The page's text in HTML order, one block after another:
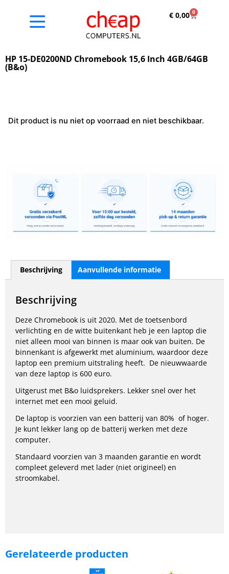
€0,00 0
HP 15-DE0200ND Chromebook 15,6 Inch 4GB/64GB
(B&o)
Dit product is nu niet op voorraad en niet beschikbaar.
Beschrijving Aanvullende informatie
Beschrijving
Deze Chromebook is uit 2020. Met de toetsenbord
verlichting en de witte buitenkant heb je een laptop die
niet alleen mooi van binnen is maar ook van buiten. De
binnenkant is afgewerkt met aluminium, waardoor deze
laptop een premium uitstraling heeft. De nieuwwaarde
van deze laptop is 600 euro.
Uitgerust met B&o luidsprekers. Lekker snel over het
internet met een mooi geluid.
De laptop is voorzien van een batterij van 80% of hoger.
Je kunt lekker lang op de batterij werken met deze
computer.
Standaard voorzien van 3 maanden garantie en wordt
compleet geleverd met lader (niet origineel) en
stroomkabel.
Gerelateerde producten